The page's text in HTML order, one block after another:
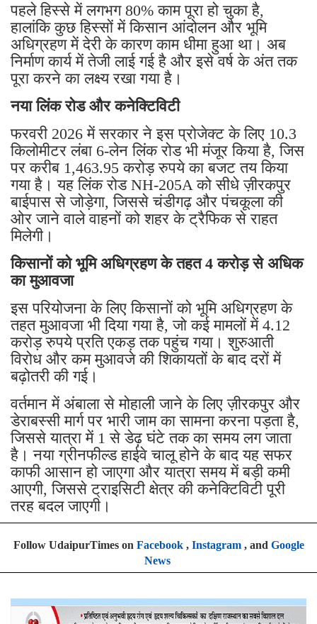
पहले हिस्से में लगभग 80% काम पूरा हो चुका है,
हालांकि कुछ हिस्सों में किसान आंदोलन और भूमि
अधिग्रहण में देरी के कारण काम धीमा हुआ था। अब
निर्माण कार्य में तेजी लाई गई है और इसे वर्ष के अंत तक
पूरा करने का लक्ष्य रखा गया है।
नया लिंक रोड और कनेक्टिविटी
फरवरी 2026 में सरकार ने इस प्रोजेक्ट के लिए 10.3
किलोमीटर लंबा 6-लेन लिंक रोड भी मंजूर किया है, जिस
पर करीब 1,463.95 करोड़ रुपये का बजट तय किया
गया है। यह लिंक रोड NH-205A को सीधे ज़ीरकपुर
बाईपास से जोड़ेगा, जिससे चंडीगढ़ और पंचकूला की
ओर जाने वाले वाहनों को शहर के ट्रैफिक से राहत
मिलेगी।
किसानों को भूमि अधिग्रहण के तहत 4 करोड़ से अधिक
का मुआवजा
इस परियोजना के लिए किसानों को भूमि अधिग्रहण के
तहत मुआवजा भी दिया गया है, जो कई मामलों में 4.12
करोड़ रुपये प्रति एकड़ तक पहुंच गया। शुरुआती
विरोध और कम मुआवजे की शिकायतों के बाद दरों में
बढ़ोतरी की गई।
वर्तमान में अंबाला से मोहाली जाने के लिए ज़ीरकपुर और
डेराबस्सी मार्ग पर भारी जाम का सामना करना पड़ता है,
जिससे यात्रा में 1 से डेढ़ घंटे तक का समय लग जाता
है। नया ग्रीनफील्ड हाईवे चालू होने के बाद यह सफर
काफी आसान हो जाएगा और यात्रा समय में बड़ी कमी
आएगी, जिससे ट्राइसिटी क्षेत्र की कनेक्टिविटी पूरी
तरह बदल जाएगी।
Follow UdaipurTimes on Facebook, Instagram, and Google
News